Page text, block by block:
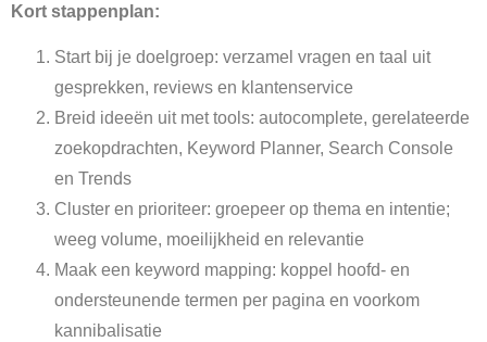
Kort stappenplan:
Start bij je doelgroep: verzamel vragen en taal uit
gesprekken, reviews en klantenservice
Breid ideeën uit met tools: autocomplete, gerelateerde
zoekopdrachten, Keyword Planner, Search Console
en Trends
Cluster en prioriteer: groepeer op thema en intentie;
weeg volume, moeilijkheid en relevantie
Maak een keyword mapping: koppel hoofd- en
ondersteunende termen per pagina en voorkom
kannibalisatie